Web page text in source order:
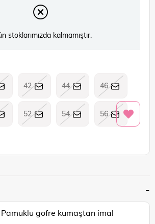
stoklarımızda kalmamıştır.
42 44 46
52 54 56
Pamuklu gofre kumaştan imal